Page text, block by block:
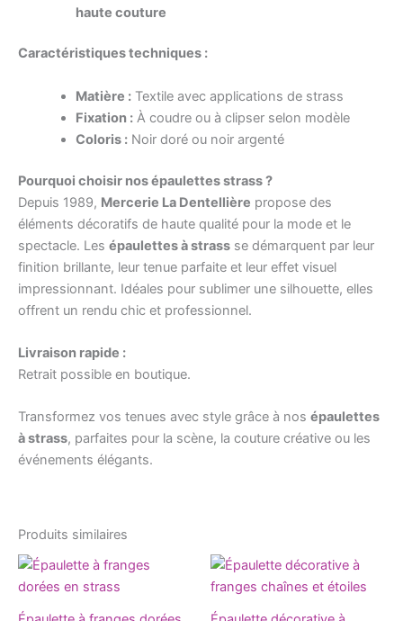
haute couture
Caractéristiques techniques :
Matière :Textile avec applications de strass
Fixation :À coudre ou à clipser selon modèle
Coloris :Noir doré ou noir argenté
Pourquoi choisir nos épaulettes strass ?
Depuis 1989, Mercerie La Dentellière propose des
éléments décoratifs de haute qualité pour la mode et le
spectacle. Les épaulettes à strass se démarquent par leur
finition brillante, leur tenue parfaite et leur effet visuel
impressionnant. Idéales pour sublimer une silhouette, elles
offrent un rendu chic et professionnel.
Livraison rapide :
Retrait possible en boutique.
Transformez vos tenues avec style grâce à nos épaulettes
à strass, parfaites pour la scène, la couture créative ou les
événements élégants.
Produits similaires